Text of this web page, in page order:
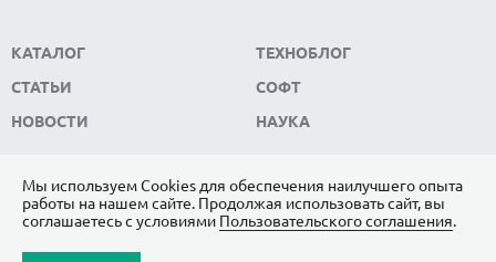
КАТАЛОГ
СТАТЬИ
НОВОСТИ
ТЕХНОБЛОГ
СОФТ
НАУКА
ПОДПИШИТЕСЬ НА НАС
ЯНДЕКС.ДЗЕН
Мы используем Сookies для обеспечения наилучшего опыта
работы на нашем сайте. Продолжая использовать сайт, вы
соглашаетесь с условиями Пользовательского соглашения.